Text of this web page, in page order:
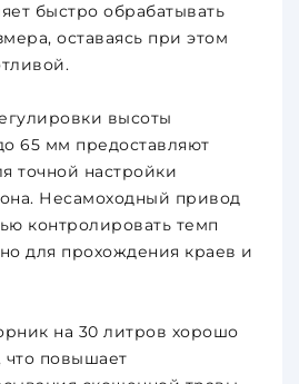
быстро обрабатывать
оставаясь при этом
высоты
65 мм предоставляют
точной настройки
Несамоходный привод
контролировать темп
для прохождения краев и
на 30 литров хорошо
что повышает